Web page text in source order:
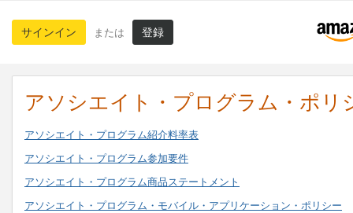
サインイン または 登録
アソシエイト・プログラム・ポリ
アソシエイト・プログラム紹介料率表
アソシエイト・プログラム参加要件
アソシエイト・プログラム商品ステートメント
アソシエイト・プログラム・モバイル・アプリケーション・ポリシー